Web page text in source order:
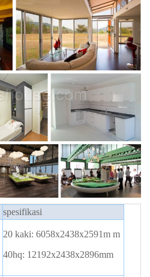
spesifikasi
20 kaki: 6058x2438x2591mm
40hq: 12192x2438x2896mm